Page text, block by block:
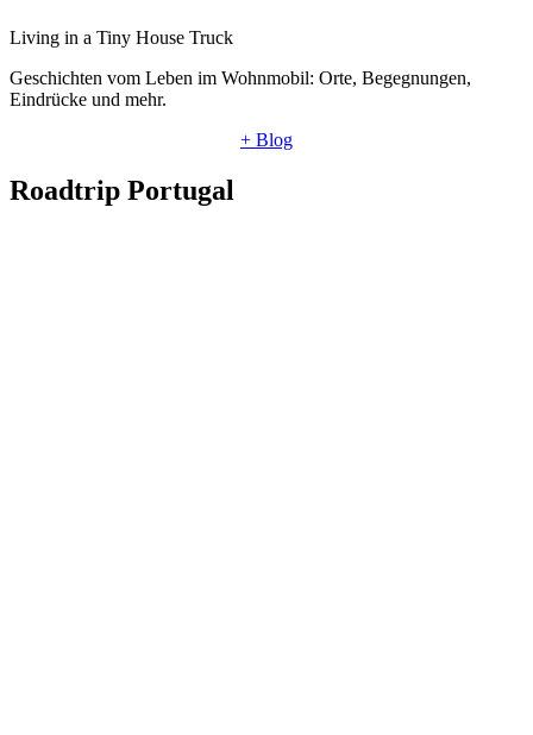
Living in a Tiny House Truck
Geschichten vom Leben im Wohnmobil: Orte, Begegnungen,
Eindrücke und mehr.
+ Blog
Roadtrip Portugal